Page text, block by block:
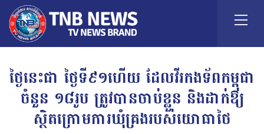
ថ្ងៃនេះជា ថ្ងៃទី៩១ហើយ ដែលវីរកងទ័ពកម្ពុជា
ចំនួន ១៨រូប ត្រូវបានចាប់ខ្លួន និងដាក់ឱ្យ
ស្ថិតក្រោមការឃុំគ្រងរបស់យោធាថៃ